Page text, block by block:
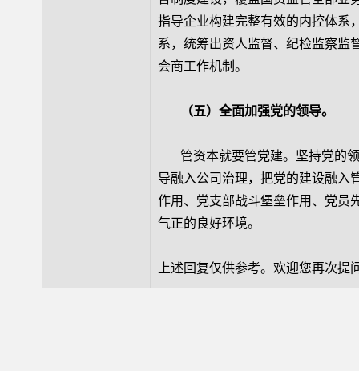
指导企业构建完整有效的内控体系
系，统筹出资人监督、纪检监察监
会商工作机制。
（五）全面加强党的领导。
管资本就要管党建。坚持党的领
导融入公司治理，把党的建设融入
作用、党支部战斗堡垒作用、党员
气正的良好环境。
上述回复仅供参考。欢迎您再次提